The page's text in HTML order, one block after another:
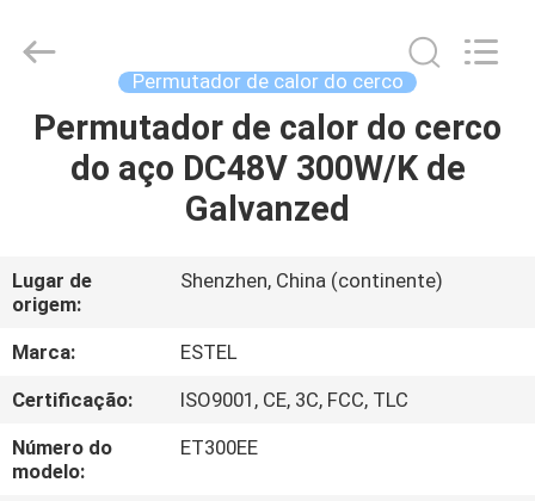
CASA
SOBRE
NÓS
EXCURSÃO
DA
FÁBRICA
AND
TECHNOLOGY
Reserved.
Permutador de calor do cerco
Permutador de calor do cerco
do aço DC48V 300W/K de
Galvanzed
Lugar de
origem:
Shenzhen, China (continente)
Marca:
ESTEL
Certificação:
ISO9001, CE, 3C, FCC, TLC
Número do
modelo:
ET300EE